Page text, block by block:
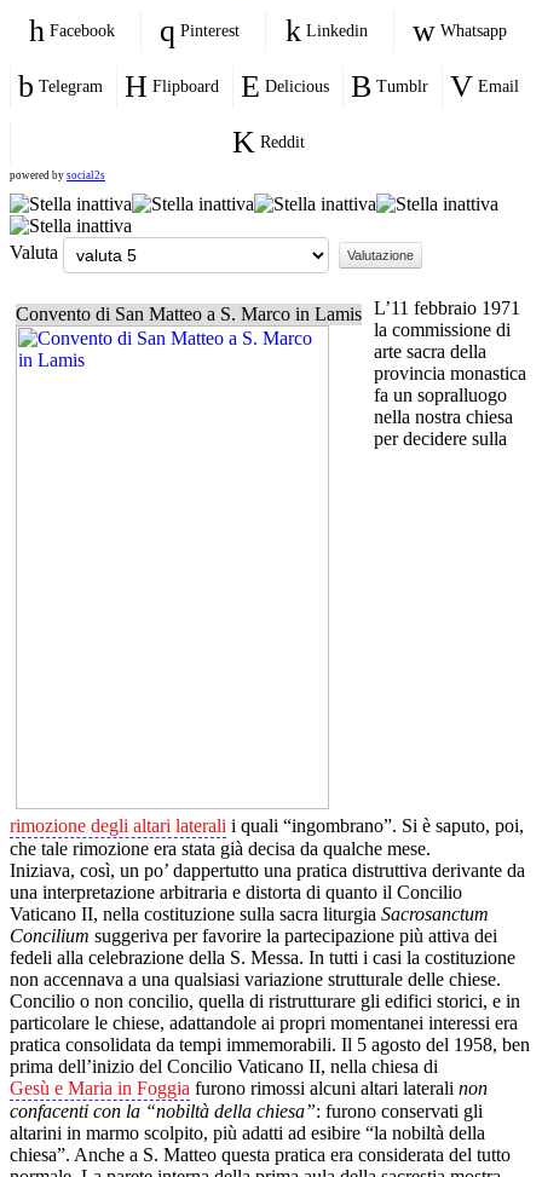
Facebook Pinterest Linkedin Whatsapp
Telegram Flipboard Delicious Tumblr Email
Reddit
powered by social2s
Valuta
Convento di San Matteo a S. Marco in Lamis L’11 febbraio 1971
la commissione di
arte sacra della
provincia monastica
fa un sopralluogo
nella nostra chiesa
per decidere sulla
rimozione degli altari laterali i quali “ingombrano”. Si è saputo, poi,
che tale rimozione era stata già decisa da qualche mese.
Iniziava, così, un po’ dappertutto una pratica distruttiva derivante da
una interpretazione arbitraria e distorta di quanto il Concilio
Vaticano II, nella costituzione sulla sacra liturgia Sacrosanctum
Concilium suggeriva per favorire la partecipazione più attiva dei
fedeli alla celebrazione della S. Messa. In tutti i casi la costituzione
non accennava a una qualsiasi variazione strutturale delle chiese.
Concilio o non concilio, quella di ristrutturare gli edifici storici, e in
particolare le chiese, adattandole ai propri momentanei interessi era
pratica consolidata da tempi immemorabili. Il 5 agosto del 1958, ben
prima dell’inizio del Concilio Vaticano II, nella chiesa di
Gesù e Maria in Foggia furono rimossi alcuni altari laterali non
confacenti con la “nobiltà della chiesa”: furono conservati gli
altarini in marmo scolpito, più adatti ad esibire “la nobiltà della
chiesa”. Anche a S. Matteo questa pratica era considerata del tutto